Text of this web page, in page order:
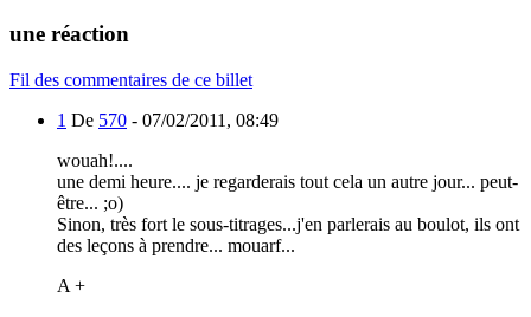
une réaction
Fil des commentaires de ce billet
1 De 570 - 07/02/2011, 08:49
wouah!....
une demi heure.... je regarderais tout cela un autre jour... peut-
être... ;o)
Sinon, très fort le sous-titrages...j'en parlerais au boulot, ils ont
des leçons à prendre... mouarf...
A +